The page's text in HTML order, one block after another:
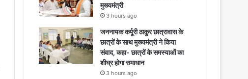
मुख्यमंत्री
3 hours ago
जननायक कर्पूरी ठाकुर छात्रावास के
छात्रों के साथ मुख्यमंत्री ने किया
संवाद, कहा- छात्रों के समस्याओं का
शीघ्र होगा समाधान
3 hours ago